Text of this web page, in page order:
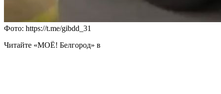
Фото: https://t.me/gibdd_31
Читайте «МОЁ! Белгород» в